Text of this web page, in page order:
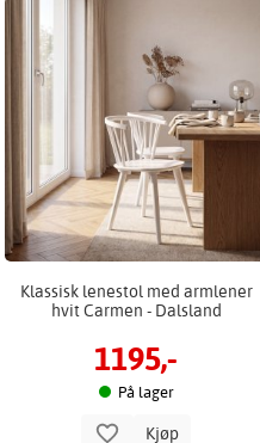
Klassisk lenestol med armlener
hvit Carmen - Dalsland
1195,-
På lager
Kjøp